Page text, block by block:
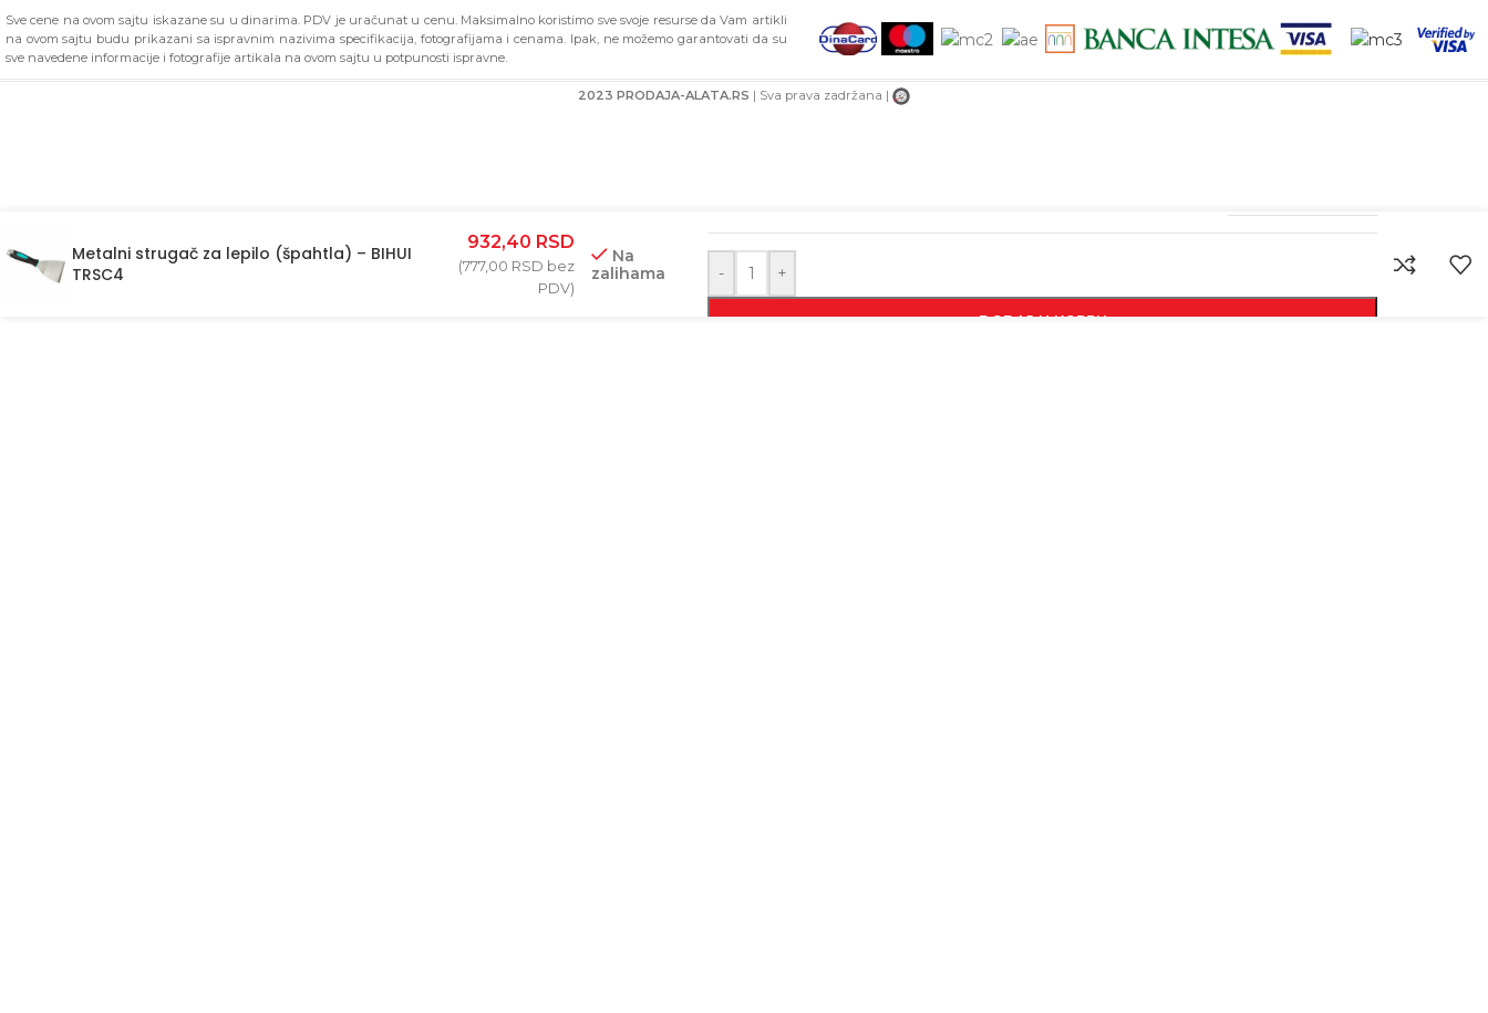
Sve cene na ovom sajtu iskazane su u dinarima. PDV je uračunat u cenu. Maksimalno koristimo sve svoje resurse da Vam artikli
na ovom sajtu budu prikazani sa ispravnim nazivima specifikacija, fotografijama i cenama. Ipak, ne možemo garantovati da su
sve navedene informacije i fotografije artikala na ovom sajtu u potpunosti ispravne.
2023 PRODAJA-ALATA.RS | Sva prava zadržana |
Metalni strugač za lepilo (špahtla) – BIHUI
TRSC4
932,40 RSD
(777,00 RSD bez
PDV)
Na
zalihama
- +
DODAJ U KORPU